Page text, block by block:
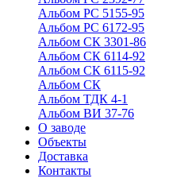
Альбом РС 5155-95
Альбом РС 6172-95
Альбом СК 3301-86
Альбом СК 6114-92
Альбом СК 6115-92
Альбом СК
Альбом ТДК 4-1
Альбом ВИ 37-76
О заводе
Объекты
Доставка
Контакты